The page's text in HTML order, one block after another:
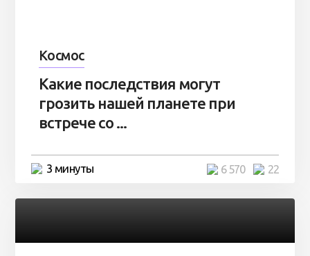
Космос
Какие последствия могут
грозить нашей планете при
встрече со ...
3 минуты 22
6 570